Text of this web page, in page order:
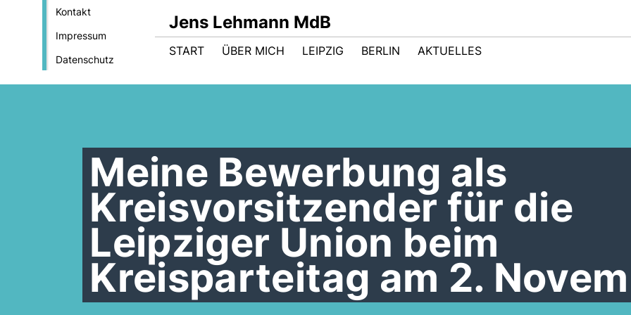
Kontakt
Impressum
Datenschutz
Jens Lehmann MdB
START ÜBER MICH LEIPZIG BERLIN AKTUELLES
Meine Bewerbung als
Kreisvorsitzender für die
Leipziger Union beim
Kreisparteitag am 2.